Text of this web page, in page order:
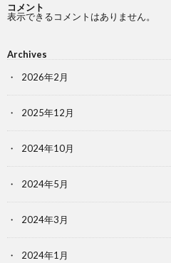
コメント
表示できるコメントはありません。
Archives
2026年2月
2025年12月
2024年10月
2024年5月
2024年3月
2024年1月